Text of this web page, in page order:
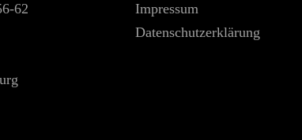
62
Impressum
Datenschutzerklärung